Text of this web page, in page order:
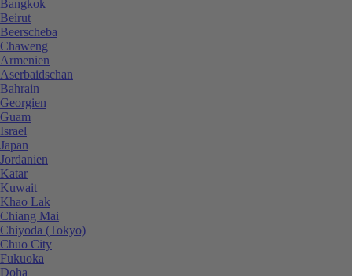
Bangkok
Beirut
Beerscheba
Chaweng
Armenien
Aserbaidschan
Bahrain
Georgien
Guam
Israel
Japan
Jordanien
Katar
Kuwait
Khao Lak
Chiang Mai
Chiyoda (Tokyo)
Chuo City
Fukuoka
Doha